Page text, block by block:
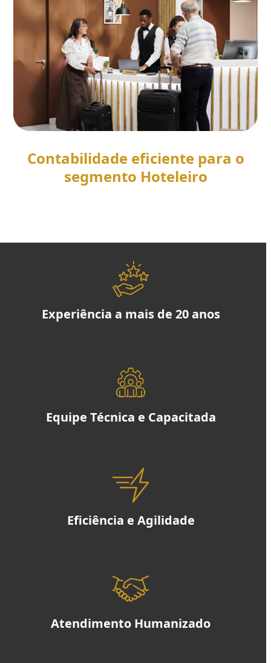
Contabilidade eficiente para o
segmento Hoteleiro
Experiência a mais de 20 anos
Equipe Técnica e Capacitada
Eficiência e Agilidade
Atendimento Humanizado